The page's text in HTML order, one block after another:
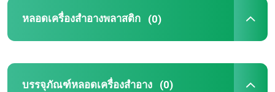
ท่อเครื่องสําอาง PBL
หลอดเครื่องสำอางพลาสติก (0)
บรรจุภัณฑ์หลอดเครื่องสำอาง (0)